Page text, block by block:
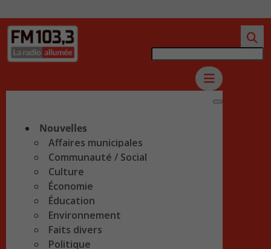
Nouvelles
Affaires municipales
Communauté / Social
Culture
Économie
Éducation
Environnement
Faits divers
Politique